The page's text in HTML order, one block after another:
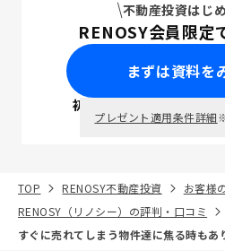
不動産投資はじ
RENOSY会員限定
まずは資料を
初回面談で ポイ
プレゼント適用条件詳細
TOP RENOSY不動産投資
お客様
RENOSY（リノシー）の評判・口コミ
すぐに売れてしまう物件達に焦る時もあ